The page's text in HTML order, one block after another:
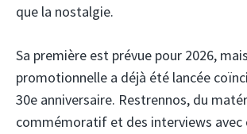
que la nostalgie.
Sa première est prévue pour 2026,
promotionnelle a déjà été lancée
30e anniversaire. Restrennos, du
commémoratif et des interviews avec